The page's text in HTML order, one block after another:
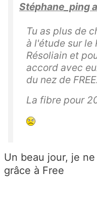
Stéphane_ping
Tu as plus de
à l'étude sur le
Résoliain et
accord avec
du nez de FREE.
La fibre pour
Un beau jour, je
grâce à Free